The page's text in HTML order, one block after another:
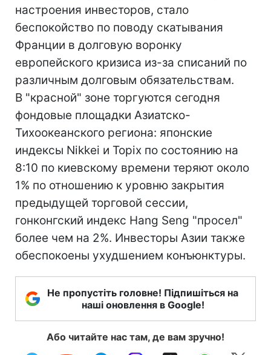
настроения инвесторов, стало
беспокойство по поводу скатывания
Франции в долговую воронку
европейского кризиса из-за списаний по
различным долговым обязательствам.
В "красной" зоне торгуются сегодня
фондовые площадки Азиатско-
Тихоокеанского региона: японские
индексы Nikkei и Topix по состоянию на
8:10 по киевскому времени теряют около
1% по отношению к уровню закрытия
предыдущей торговой сессии,
гонконгский индекс Hang Seng "просел"
более чем на 2%. Инвесторы Азии также
обеспокоены ухудшением конъюнктуры.
Не пропустіть головне! Підпишіться на
наші оновлення в Google!
Або читайте нас там, де вам зручно!